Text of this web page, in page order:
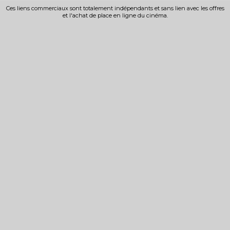
Ces liens commerciaux sont totalement indépendants et sans lien avec les offres
et l'achat de place en ligne du cinéma.